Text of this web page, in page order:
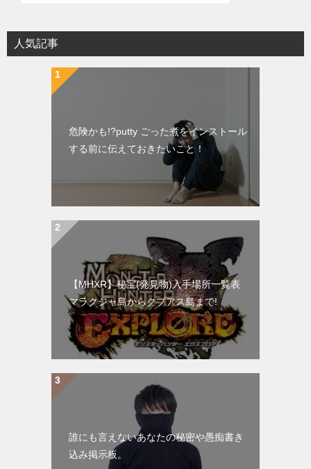
人気記事
危険かも!?putty ごった煮をインストール
する前に伝えておきたいこと！
【MHXR】秘宝(発見物)入手場所一覧表
マラクジャ島からクプアス島まで!
誰にも言えないあなたの秘密や愚痴書き
込み掲示板。